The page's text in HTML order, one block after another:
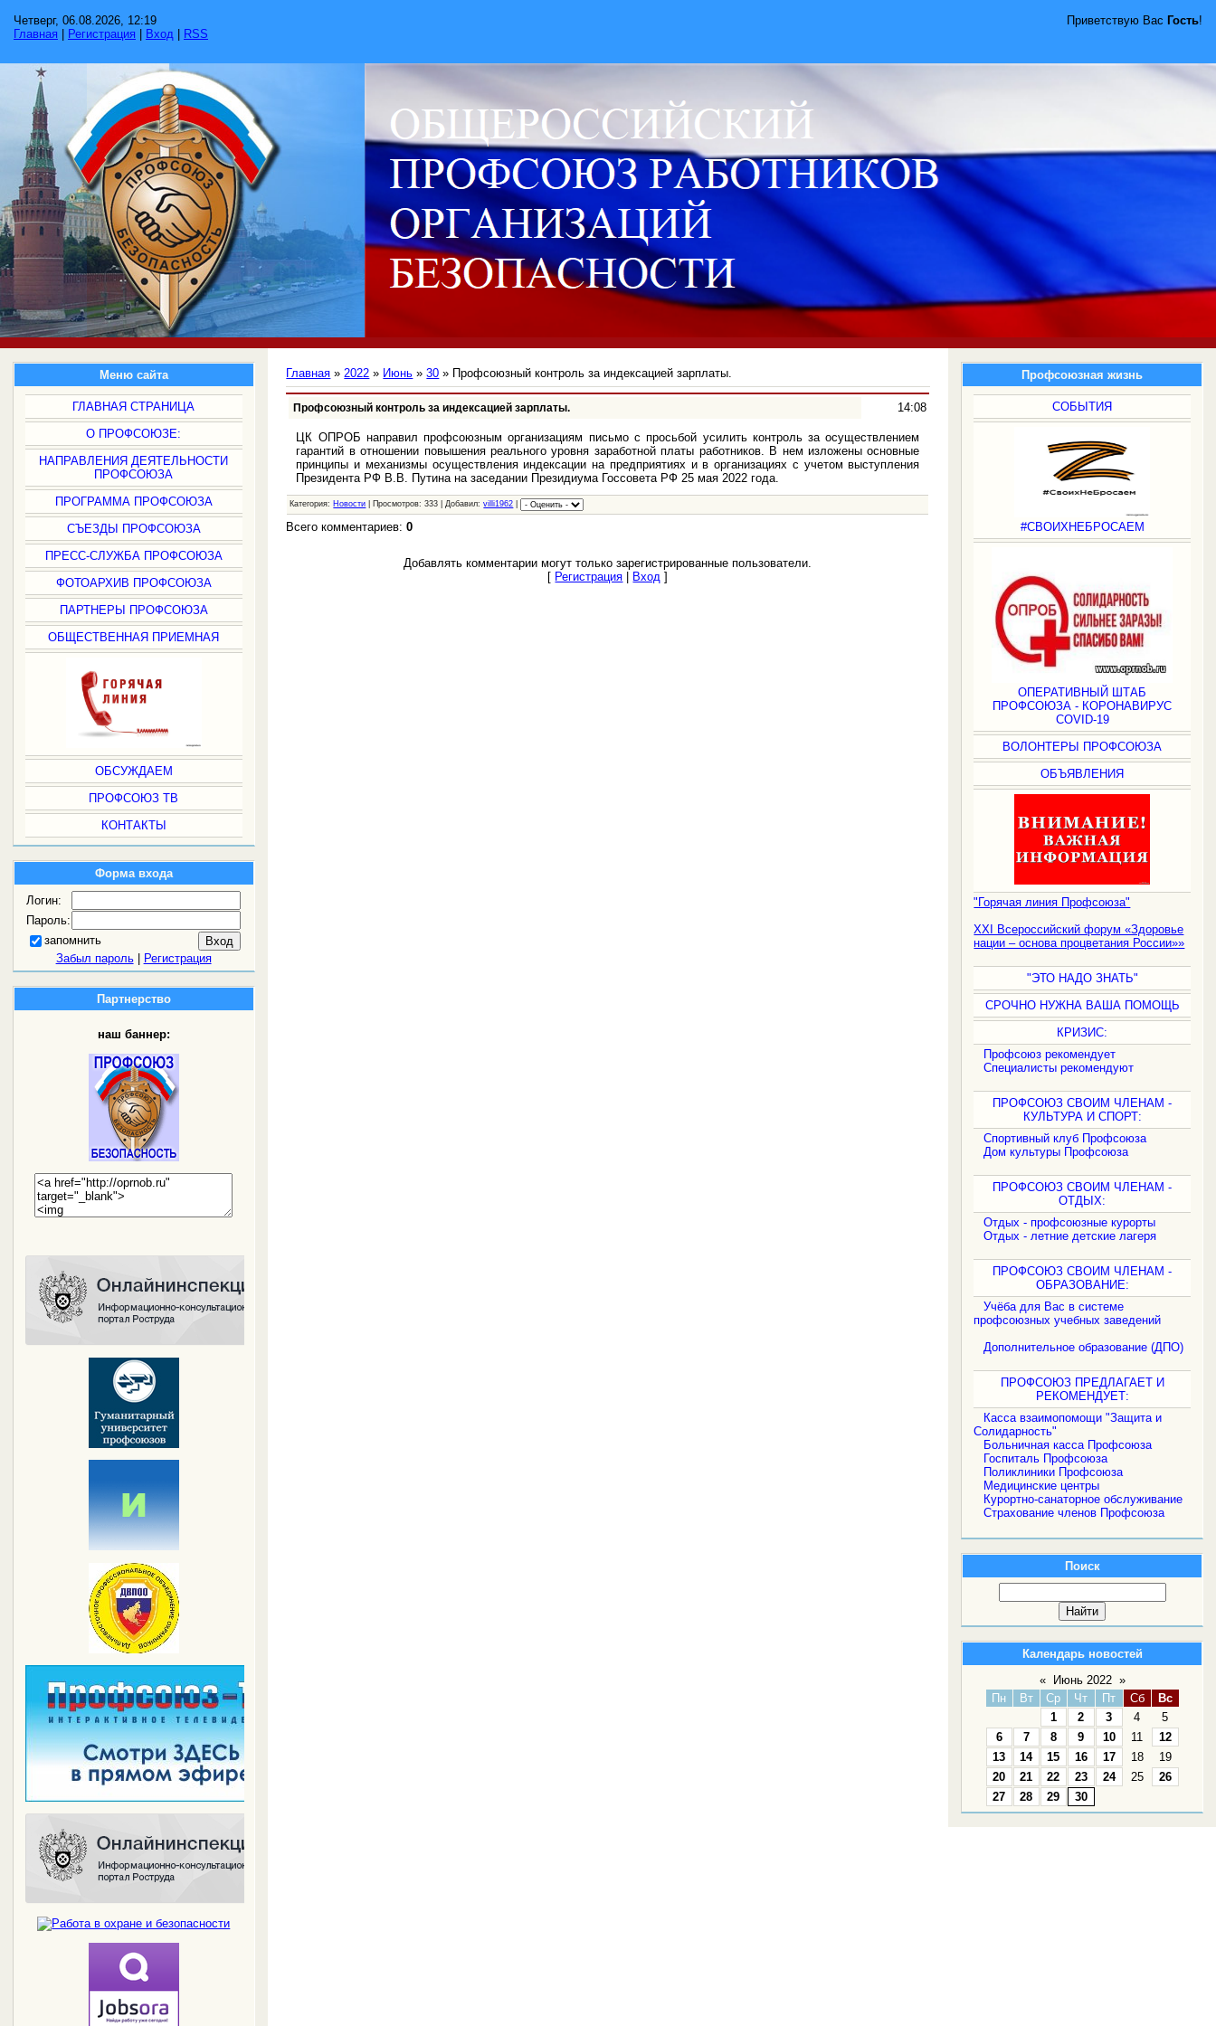
Приветствую Вас Гость!
Четверг, 06.08.2026, 12:19
Главная
Регистрация Вход RSS
Меню сайта
ГЛАВНАЯ СТРАНИЦА
О ПРОФСОЮЗЕ:
НАПРАВЛЕНИЯ ДЕЯТЕЛЬНОСТИ
ПРОФСОЮЗА
ПРОГРАММА ПРОФСОЮЗА
СЪЕЗДЫ ПРОФСОЮЗА
ПРЕСС-СЛУЖБА ПРОФСОЮЗА
ФОТОАРХИВ ПРОФСОЮЗА
ПАРТНЕРЫ ПРОФСОЮЗА
ОБЩЕСТВЕННАЯ ПРИЕМНАЯ
ОБСУЖДАЕМ
ПРОФСОЮЗ ТВ
КОНТАКТЫ
Форма входа
Логин:
Пароль:
запомнить
Забыл пароль| Регистрация
Партнерство
наш баннер:
Профсоюзная жизнь
СОБЫТИЯ
#СВОИХНЕБРОСАЕМ
ОПЕРАТИВНЫЙ ШТАБ
ПРОФСОЮЗА - КОРОНАВИРУС
COVID-19
ВОЛОНТЕРЫ ПРОФСОЮЗА
ОБЪЯВЛЕНИЯ
"Горячая линия Профсоюза"
XXI Всероссийский форум «Здоровье
нации – основа процветания России»»
"ЭТО НАДО ЗНАТЬ"
СРОЧНО НУЖНА ВАША ПОМОЩЬ
КРИЗИС:
Профсоюз рекомендует
Специалисты рекомендуют
ПРОФСОЮЗ СВОИМ ЧЛЕНАМ -
КУЛЬТУРА И СПОРТ:
Спортивный клуб Профсоюза
Дом культуры Профсоюза
ПРОФСОЮЗ СВОИМ ЧЛЕНАМ -
ОТДЫХ:
Отдых - профсоюзные курорты
Отдых - летние детские лагеря
ПРОФСОЮЗ СВОИМ ЧЛЕНАМ -
ОБРАЗОВАНИЕ:
Учёба для Вас в системе
профсоюзных учебных заведений
Дополнительное образование (ДПО)
ПРОФСОЮЗ ПРЕДЛАГАЕТ И
РЕКОМЕНДУЕТ:
Касса взаимопомощи "Защита и
Солидарность"
Больничная касса Профсоюза
Госпиталь Профсоюза
Поликлиники Профсоюза
Медицинские центры
Курортно-санаторное обслуживание
Страхование членов Профсоюза
Поиск
Календарь новостей
«
Июнь 2022 »
Пн
Вт Ср Чт Пт Сб
Вс
1
2 3 4
5
6
7 8 9 10 11
12
13
14 15 16 17 18
19
20
21 22 23 24 25
26
27
28 29 30
Главная »2022 » Июнь » 30 » Профсоюзный контроль за индексацией зарплаты.
Профсоюзный контроль за индексацией зарплаты. 14:08
ЦК ОПРОБ направил профсоюзным организациям письмо с просьбой усилить контроль за осуществлением
гарантий в отношении повышения реального уровня заработной платы работников. В нем изложены основные
принципы и механизмы осуществления индексации на предприятиях и в организациях с учетом выступления
Президента РФ В.В. Путина на заседании Президиума Госсовета РФ 25 мая 2022 года.
Категория: Новости | Просмотров: 333 | Добавил:villi1962
Всего комментариев:0
Добавлять комментарии могут только зарегистрированные пользователи.
[ Регистрация Вход ]